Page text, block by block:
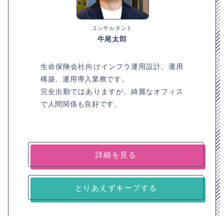
コンサルタント
牛尾太郎
生命保険会社向けインフラ運用設計、運用
構築、運用導入業務です。
完全出勤ではありますが、綺麗なオフィス
で人間関係も良好です。
詳細を見る
とりあえずキープする